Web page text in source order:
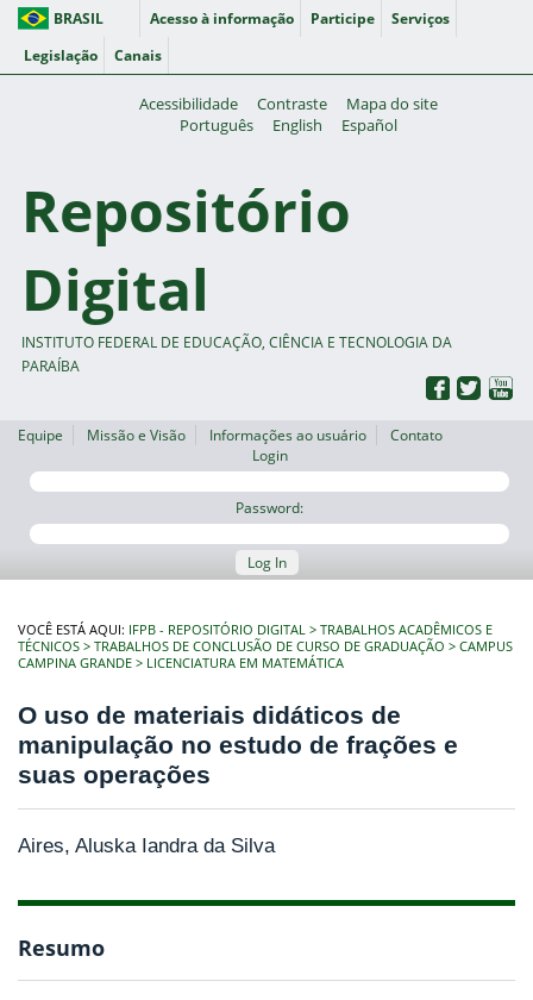
BRASIL Acesso à informação Participe
Serviços
Legislação
Canais
Acessibilidade Contraste
Mapa do site
Português
English Español
Repositório
Digital
INSTITUTO FEDERAL DE EDUCAÇÃO, CIÊNCIA E TECNOLOGIA DA
PARAÍBA
Equipe Missão e Visão Informações ao usuário
Contato
Login
Password:
Log In
VOCÊ ESTÁ AQUI: IFPB - REPOSITÓRIO DIGITAL
TRABALHOS ACADÊMICOS E
TÉCNICOS
TRABALHOS DE CONCLUSÃO DE CURSO DE GRADUAÇÃO
CAMPUS
CAMPINA GRANDE
LICENCIATURA EM MATEMÁTICA
O uso de materiais didáticos de
manipulação no estudo de frações e
suas operações
Aires, Aluska Iandra da Silva
Resumo